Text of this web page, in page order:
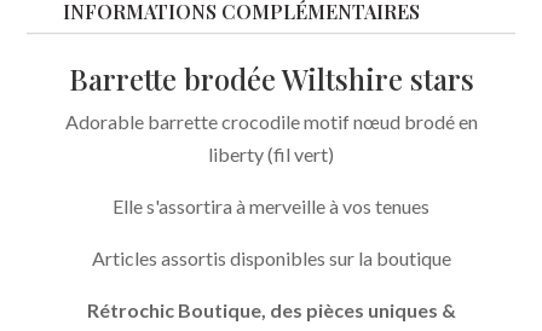
INFORMATIONS COMPLÉMENTAIRES
Barrette brodée Wiltshire stars
Adorable barrette crocodile motif nœud brodé en
liberty (fil vert)
Elle s'assortira à merveille à vos tenues
Articles assortis disponibles sur la boutique
Rétrochic Boutique, des pièces uniques &